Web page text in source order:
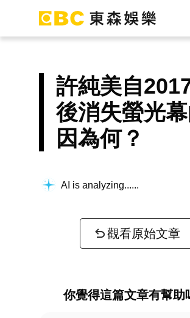
許純美自
後消失螢光
因為何？
AI is analyzing...
觀看原始文章
你覺得這篇文章有幫助